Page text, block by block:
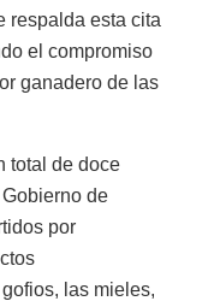
respalda esta cita
el compromiso
ganadero de las
total de doce
de
por
las mieles,